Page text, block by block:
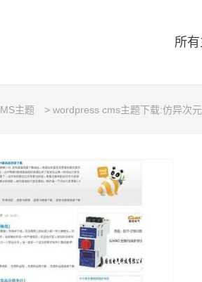
所
主题 > wordpress cms主题下载:仿异次